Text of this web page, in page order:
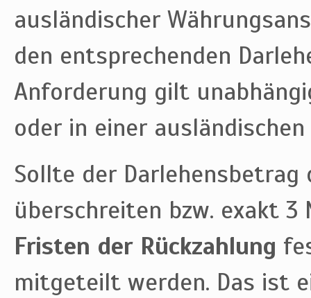
ausländischer
den entsprechenden
Anforderung gilt
oder in einer
Sollte der
überschreiten bzw. exakt 3
Fristen der Rückzahlung
mitgeteilt werden. Das ist